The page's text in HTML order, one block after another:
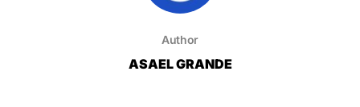
Author
ASAEL GRANDE